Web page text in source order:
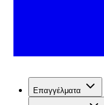
Επαγγέλματα